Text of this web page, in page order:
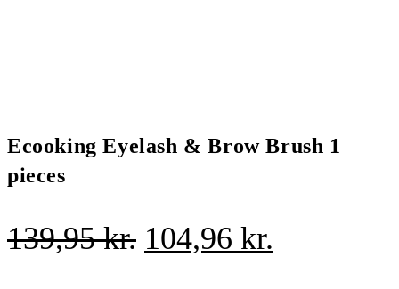
Ecooking Eyelash & Brow Brush 1
pieces
139,95kr. Den
104,96 kr.